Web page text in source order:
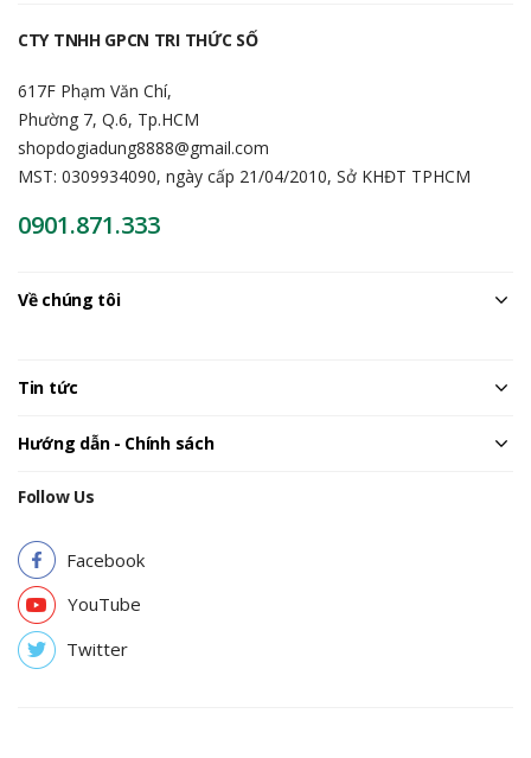
CTY TNHH GPCN TRI THỨC SỐ
617F Phạm Văn Chí,
Phường 7, Q.6, Tp.HCM
shopdogiadung8888@gmail.com
MST: 0309934090, ngày cấp 21/04/2010, Sở KHĐT TPHCM
0901.871.333
Về chúng tôi
Tin tức
Hướng dẫn - Chính sách
Follow Us
Facebook
YouTube
Twitter